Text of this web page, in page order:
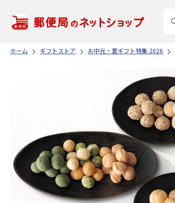
ホーム ギフトストア お中元・夏ギフト特集 2026